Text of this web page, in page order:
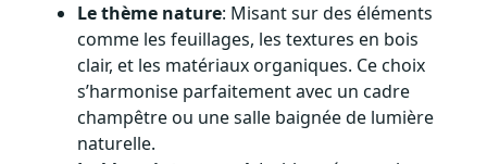
Le thème nature: Misant sur des éléments
comme les feuillages, les textures en bois
clair, et les matériaux organiques. Ce choix
s’harmonise parfaitement avec un cadre
champêtre ou une salle baignée de lumière
naturelle.